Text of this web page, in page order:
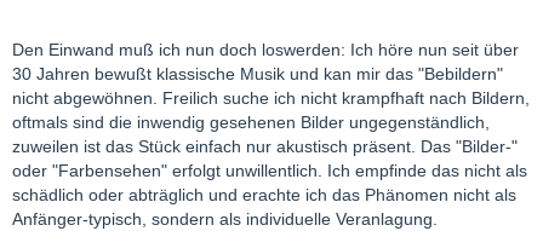
Den Einwand muß ich nun doch loswerden: Ich höre nun seit über
30 Jahren bewußt klassische Musik und kan mir das "Bebildern"
nicht abgewöhnen. Freilich suche ich nicht krampfhaft nach Bildern,
oftmals sind die inwendig gesehenen Bilder ungegenständlich,
zuweilen ist das Stück einfach nur akustisch präsent. Das "Bilder-"
oder "Farbensehen" erfolgt unwillentlich. Ich empfinde das nicht als
schädlich oder abträglich und erachte ich das Phänomen nicht als
Anfänger-typisch, sondern als individuelle Veranlagung.